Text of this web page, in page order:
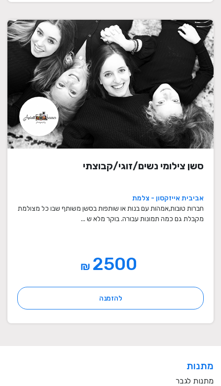
סשן צילומי נשים/זוגי/קבוצתי
אביבית אייזקסון - צלמת
חברות טובות,אמהות עם בנות או שותפות בסשן משותף שבו כל מצולמת
מקבלת גם כמה תמונות עבורה. בוקר מלא ש ...
₪
להזמנה
מתנות
מתנות לגבר